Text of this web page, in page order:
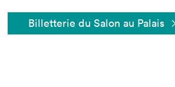
Billetterie du Salon au Palais